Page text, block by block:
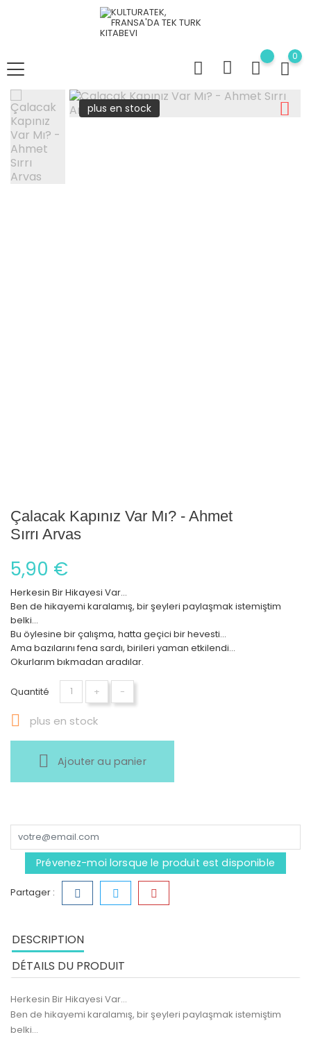
0
plus en stock
Çalacak Kapınız Var Mı? - Ahmet
Sırrı Arvas
5,90 €
Herkesin Bir Hikayesi Var...
Ben de hikayemi karalamış, bir şeyleri paylaşmak istemiştim
belki...
Bu öylesine bir çalışma, hatta geçici bir hevesti...
Ama bazılarını fena sardı, birileri yaman etkilendi...
Okurlarım bıkmadan aradılar.
Quantité + -
 plus en stock
Ajouter au panier
Prévenez-moi lorsque le produit est disponible
Partager :
DESCRIPTION
DÉTAILS DU PRODUIT
Herkesin Bir Hikayesi Var...
Ben de hikayemi karalamış, bir şeyleri paylaşmak istemiştim
belki...